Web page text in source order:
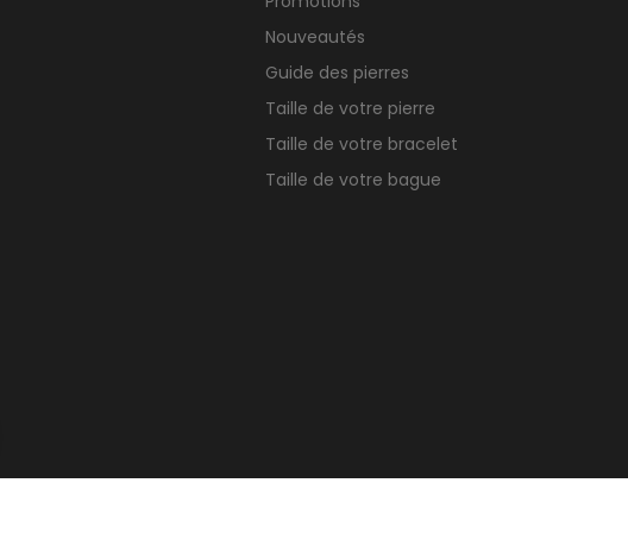
Nouveautés
Guide des pierres
Taille de votre pierre
Taille de votre bracelet
Taille de votre bague